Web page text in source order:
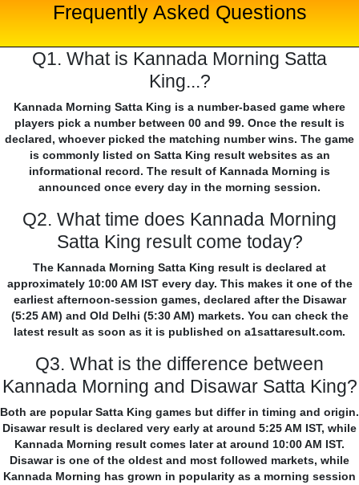
Frequently Asked Questions
Q1. What is Kannada Morning Satta
King...?
Kannada Morning Satta King is a number-based game where
players pick a number between 00 and 99. Once the result is
declared, whoever picked the matching number wins. The game
is commonly listed on Satta King result websites as an
informational record. The result of Kannada Morning is
announced once every day in the morning session.
Q2. What time does Kannada Morning
Satta King result come today?
The Kannada Morning Satta King result is declared at
approximately 10:00 AM IST every day. This makes it one of the
earliest afternoon-session games, declared after the Disawar
(5:25 AM) and Old Delhi (5:30 AM) markets. You can check the
latest result as soon as it is published on a1sattaresult.com.
Q3. What is the difference between
Kannada Morning and Disawar Satta King?
Both are popular Satta King games but differ in timing and origin.
Disawar result is declared very early at around 5:25 AM IST, while
Kannada Morning result comes later at around 10:00 AM IST.
Disawar is one of the oldest and most followed markets, while
Kannada Morning has grown in popularity as a morning session